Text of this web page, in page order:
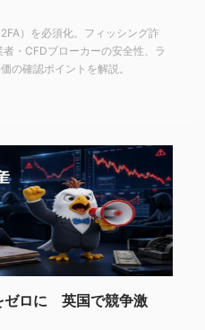
一のライブ口座を提供してい
口座も利用可能です。
ダーにとって非常に有用なツ
境で取引を行うことができま
ディング$20,000を利用し
クにさらすことなく取引スキ
に、IG証券のデモ口座では、
）を必須化。フィッシング詐
・CFDブローカーの安全性、ラ
の確認ポイントを解説。
ゼロに 英国で競争激